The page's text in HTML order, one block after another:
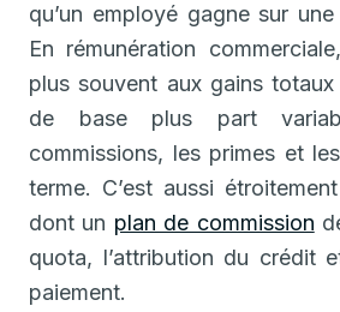
qu’un employé gagne sur
En rémunération
plus souvent aux gains
de base plus part
commissions, les primes et
terme. C’est aussi
dont un plan de commission
quota, l’attribution du crédit
paiement.